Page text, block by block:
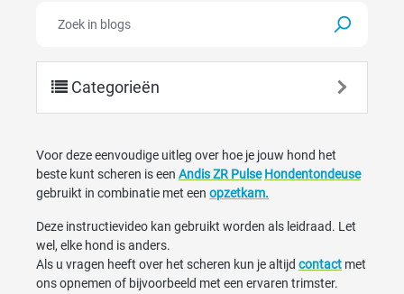
Categorieën
Voor deze eenvoudige uitleg over hoe je jouw hond het
beste kunt scheren is een Andis ZR Pulse Hondentondeuse
gebruikt in combinatie met een opzetkam.
Deze instructievideo kan gebruikt worden als leidraad. Let
wel, elke hond is anders.
Als u vragen heeft over het scheren kun je altijd contact met
ons opnemen of bijvoorbeeld met een ervaren trimster.